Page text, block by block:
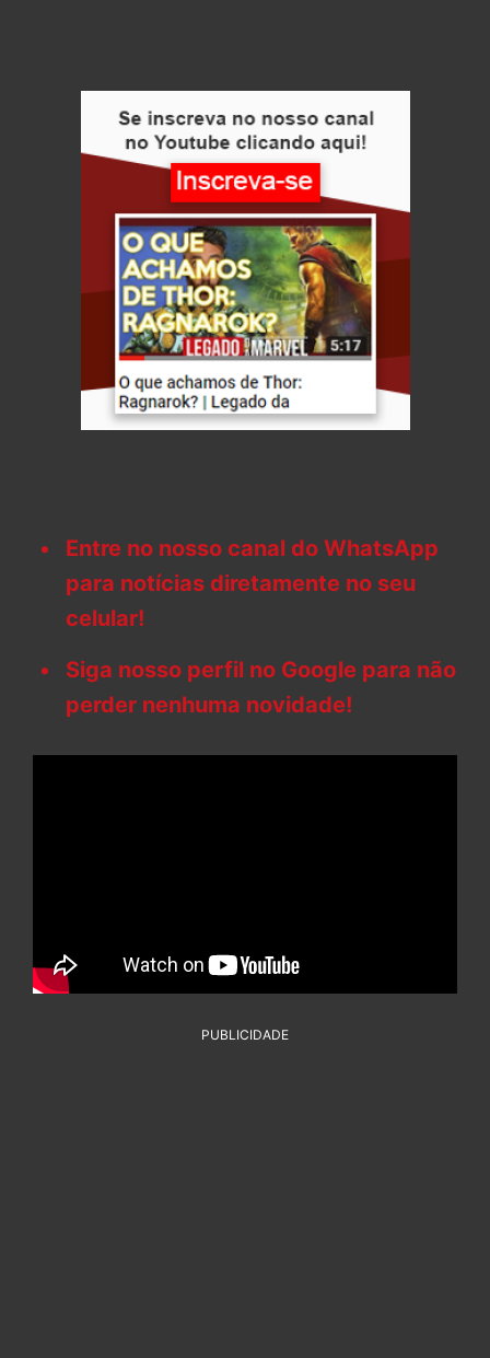
Entre no nosso canal do WhatsApp
para notícias diretamente no seu
celular!
Siga nosso perfil no Google para não
perder nenhuma novidade!
PUBLICIDADE